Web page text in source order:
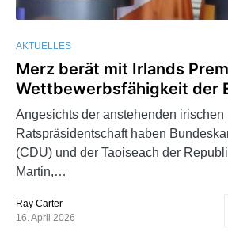
AKTUELLES
Merz berät mit Irlands
Wettbewerbsfähigkeit der
Angesichts der anstehenden irischen
Ratspräsidentschaft haben
(CDU) und der Taoiseach der
Martin,…
Ray Carter
16. April 2026